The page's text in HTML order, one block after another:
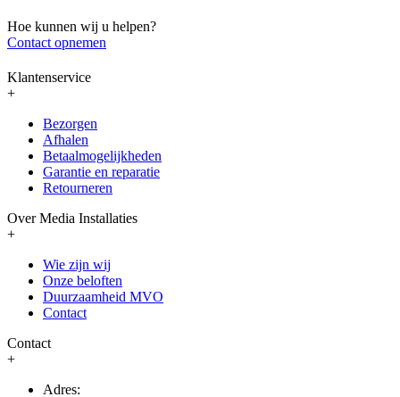
Hoe kunnen wij u helpen?
Contact opnemen
Klantenservice
+
Bezorgen
Afhalen
Betaalmogelijkheden
Garantie en reparatie
Retourneren
Over Media Installaties
+
Wie zijn wij
Onze beloften
Duurzaamheid MVO
Contact
Contact
+
Adres: